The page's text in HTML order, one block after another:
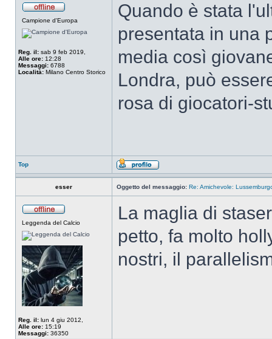
Campione d'Europa
Reg. il: sab 9 feb 2019,
Alle ore: 12:28
Messaggi: 6788
Località: Milano Centro Storico
Quando è stata
presentata in una
media così
Londra, può
rosa di giocatori-
Top
esser Oggetto del messaggio: Re: Amichevole:
Leggenda del Calcio
Reg. il: lun 4 giu 2012,
Alle ore: 15:19
Messaggi: 36350
La maglia di
petto, fa molto
nostri, il